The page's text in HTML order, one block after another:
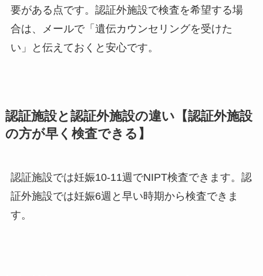
要がある点です。認証外施設で検査を希望する場
合は、メールで「遺伝カウンセリングを受けた
い」と伝えておくと安心です。
認証施設と認証外施設の違い【認証外施設
の方が早く検査できる】
認証施設では妊娠10-11週でNIPT検査できます。認
証外施設では妊娠6週と早い時期から検査できま
す。